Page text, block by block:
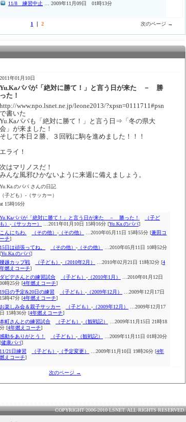
11/8 練習中止 … 2009年11月09日 01時13分
1 2 次のページ →
2011年01月10日
Yu.Kaパパが「絶対に勝て！」と言う日が来た － 勝
った！
http://www.npo.lsnet.ne.jp/leone2013/?xpsn=0111711#psn
で書いた
Yu.Kaパパも「絶対に勝て！」と言う日⇒「冬の県大
会」が来ました！
そして本日２勝、３回戦に駒を進めました！！！
エライ！
次はマリノスだ！
みんな風邪ひかないように来週に備えましょう。
Yu.Ka.のパパ さんの日記
（子ども）-（サッカー）
at 15時16分
Yu.Kaパパが「絶対に勝て！」と言う日が来た － 勝った！
（子ど
も） - （サッカー） …2011年01月10日 15時16分 [Yu.Ka.のパパ]
こんにちわ.
（その他） - （その他） …2010年05月11日 15時55分 [兼田コ
ーチ]
15日は頑張ってね。
（その他） - （その他）
…2010年05月11日 10時52分
[Yu.Ka.のパパ]
腰越カップ戦
（子ども） - （2010年2月） …2010年02月21日 11時32分 [4
年燃えコーチ]
ダビデさんとの練習試合
（子ども） - （2010年1月）
…2010年01月12日
00時25分 [4年燃えコーチ]
19日の予定&20日の練習
（子ども） - （2009年12月）
…2009年12月17日
15時47分 [4年燃えコーチ]
お楽しみ会＆親子サッカー
（子ども） - （2009年12月）
…2009年12月17
日 15時36分 [4年燃えコーチ]
本町さんとの練習試合
（子ども） - （観戦記）
…2009年11月15日 21時18
分 [4年燃えコーチ]
感動をありがとう！
（子ども） - （観戦記）
…2009年11月11日 01時20分
[健康パパ]
11/21日練習
（子ども） - （予定変更） …2009年11月10日 19時26分 [4年
燃えコーチ]
次のページ →
COPYRIGHT 2006-2010 LSNET. ALL RIGHTS RESERVED.